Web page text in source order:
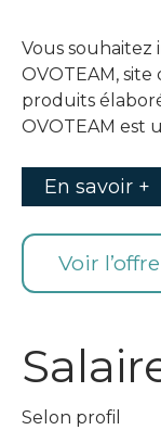
Vous
OVOTEAM,
produits
OVOTEAM est
En savoir +
Voir
Selon profil